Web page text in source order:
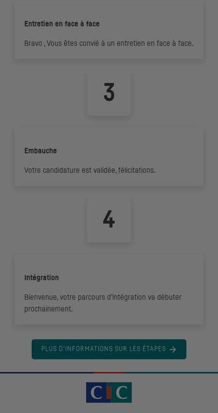
Entretien en face à face
Bravo , Vous êtes convié à un entretien en face à face.
Embauche
Votre candidature est validée, félicitations.
Intégration
Bienvenue, votre parcours d’intégration va débuter
prochainement.
PLUS D'INFORMATIONS SUR LES ÉTAPES